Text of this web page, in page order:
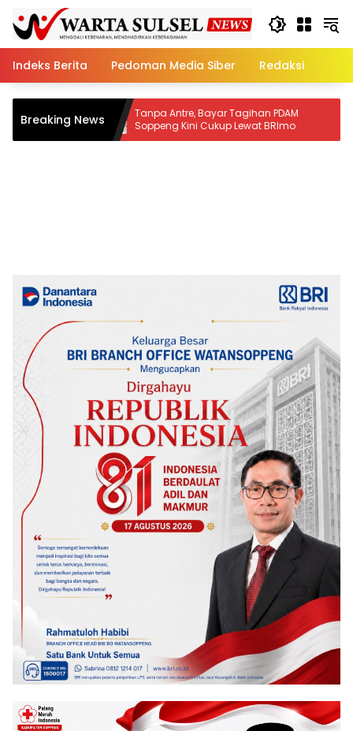
content
Indeks Berita
Pedoman Media Siber Redaksi
Breaking News
Tanpa Antre, Bayar Tagihan PDAM
Soppeng Kini Cukup Lewat BRImo
Tim Qasidah
Berkompetisi
Nasional 2026